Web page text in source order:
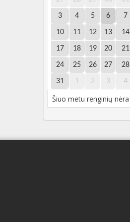
3 4 5 6 7
10 11 12 13 14
17 18 19 20 21
24 25 26 27 28
31 1 2 3 4
Šiuo metu renginių nėra